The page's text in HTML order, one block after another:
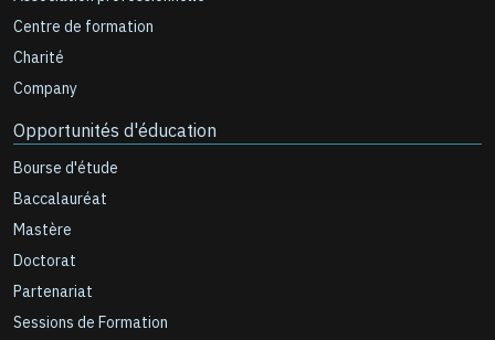
Centre de formation
Charité
Company
Opportunités d'éducation
Bourse d'étude
Baccalauréat
Mastère
Doctorat
Partenariat
Sessions de Formation